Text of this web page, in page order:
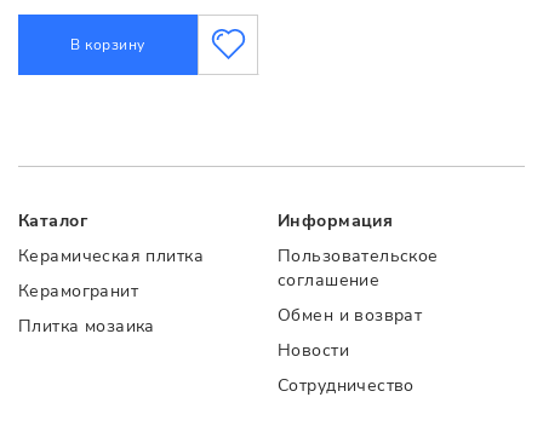
В корзину
Каталог
Керамическая плитка
Керамогранит
Плитка мозаика
Информация
Пользовательское
соглашение
Обмен и возврат
Новости
Сотрудничество